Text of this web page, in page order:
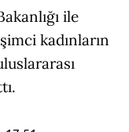
ile
kadınların